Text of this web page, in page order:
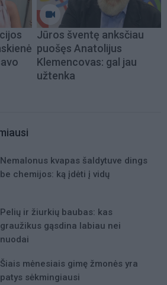
Jūros šventę anksčiau
puošęs Anatolijus
Klemencovas: gal jau
užtenka
Nemalonus kvapas šaldytuve dings
be chemijos: ką įdėti į vidų
Pelių ir žiurkių baubas: kas
graužikus gąsdina labiau nei
nuodai
Šiais mėnesiais gimę žmonės yra
patys sėkmingiausi